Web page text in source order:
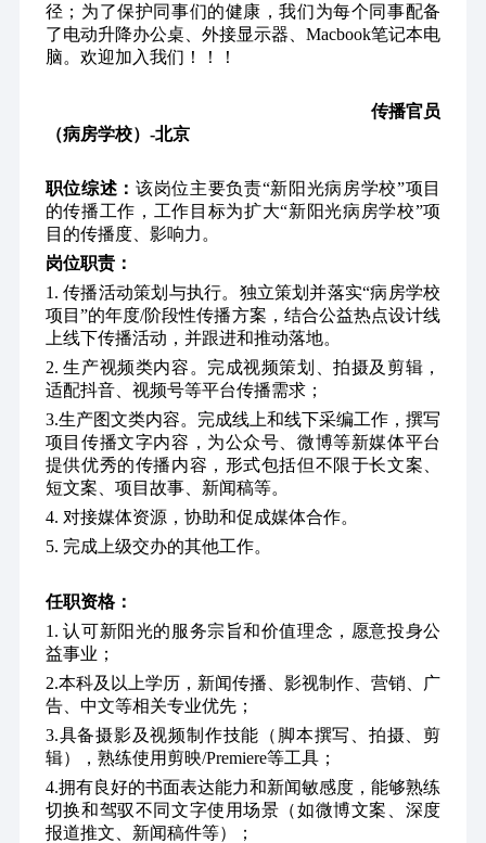
径；为了保护同事们的健康，我们为每个同事配备
了电动升降办公桌、外接显示器、Macbook笔记本电
脑。欢迎加入我们！！！
（病房学校）-北京
职位综述：该岗位主要负责“新阳光病房学校”项目
的传播工作，工作目标为扩大“新阳光病房学校”项
目的传播度、影响力。
岗位职责：
1. 传播活动策划与执行。独立策划并落实“病房学校
项目”的年度/阶段性传播方案，结合公益热点设计线
上线下传播活动，并跟进和推动落地。
2. 生产视频类内容。完成视频策划、拍摄及剪辑，
适配抖音、视频号等平台传播需求；
3.生产图文类内容。完成线上和线下采编工作，撰写
项目传播文字内容，为公众号、微博等新媒体平台
提供优秀的传播内容，形式包括但不限于长文案、
短文案、项目故事、新闻稿等。
4. 对接媒体资源，协助和促成媒体合作。
5. 完成上级交办的其他工作。
任职资格：
1. 认可新阳光的服务宗旨和价值理念，愿意投身公
益事业；
2.本科及以上学历，新闻传播、影视制作、营销、广
告、中文等相关专业优先；
3.具备摄影及视频制作技能（脚本撰写、拍摄、剪
辑），熟练使用剪映/Premiere等工具；
4.拥有良好的书面表达能力和新闻敏感度，能够熟练
切换和驾驭不同文字使用场景（如微博文案、深度
报道推文、新闻稿件等）；